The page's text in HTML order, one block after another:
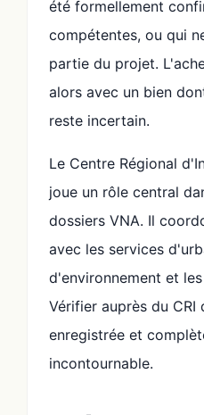
été formellement
compétentes, ou qui
partie du projet.
alors avec un bien
reste incertain.
Le Centre Régional
joue un rôle central
dossiers VNA. Il
avec les services
d'environnement et
Vérifier auprès du CRI
enregistrée et
incontournable.